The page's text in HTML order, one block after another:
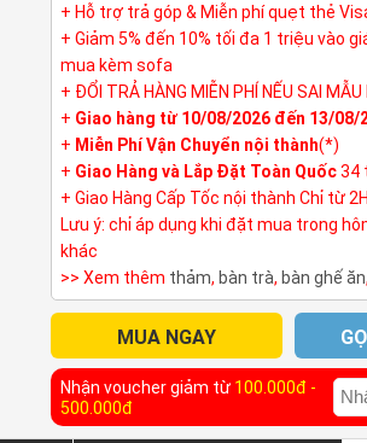
+ Hỗ trợ trả góp & Miễn phí quẹt thẻ
+ Giảm 5% đến 10% tối đa 1 triệu vào
mua kèm sofa
+ ĐỔI TRẢ HÀNG MIỄN PHÍ NẾU SAI
+ Giao hàng từ 10/08/2026 đến 13/08/
+ Miễn Phí Vận Chuyển nội thành(*)
+ Giao Hàng và Lắp Đặt Toàn Quốc34
+ Giao Hàng Cấp Tốc nội thành Chỉ từ
Lưu ý: chỉ áp dụng khi đặt mua trong
khác
>> Xem thêm thảm, bàn trà, bàn ghế ăn,
MUA NGAY
Nhận voucher giảm từ 100.000đ -
500.000đ